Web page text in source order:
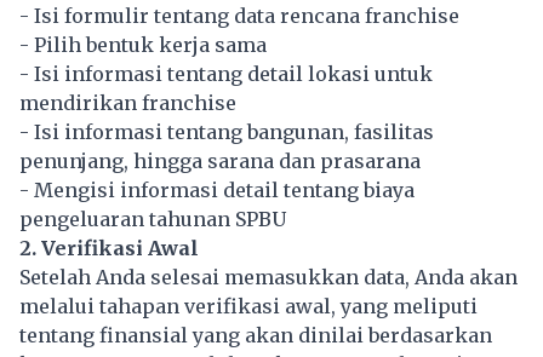
- Isi formulir tentang data rencana franchise
- Pilih bentuk kerja sama
- Isi informasi tentang detail lokasi untuk
mendirikan franchise
- Isi informasi tentang bangunan, fasilitas
penunjang, hingga sarana dan prasarana
- Mengisi informasi detail tentang biaya
pengeluaran tahunan SPBU
2. Verifikasi Awal
Setelah Anda selesai memasukkan data, Anda akan
melalui tahapan verifikasi awal, yang meliputi
tentang finansial yang akan dinilai berdasarkan